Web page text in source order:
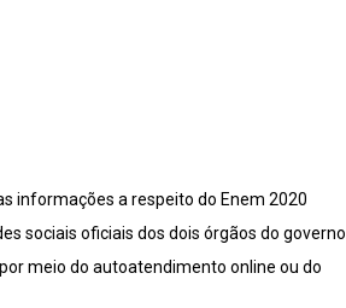
informações a respeito do Enem 2020
sociais oficiais dos dois órgãos do governo
meio do autoatendimento online ou do